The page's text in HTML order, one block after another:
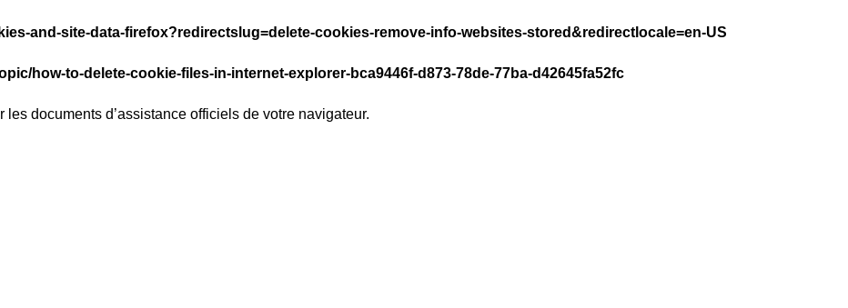
and-site-data-firefox?redirectslug=delete-cookies-remove-info-websites-stored&redirectlocale=en-US
how-to-delete-cookie-files-in-internet-explorer-bca9446f-d873-78de-77ba-d42645fa52fc
documents d’assistance officiels de votre navigateur.